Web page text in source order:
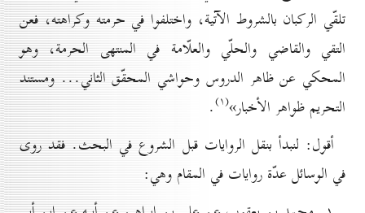
تلقّي الركبان بالشروط الآتية، واختلفوا في حرمته وكراهته، فعن
التقي والقاضي والحلّي والعلّامة في المنتهى الحرمة، وهو
المحكي عن ظاهر الدروس وحواشي المحقّق الثاني... ومستند
التحريم ظواهر الأخبار»(۱) .
أقول: لنبدأ بنقل الروايات قبل الشروع في البحث. فقد روى
في الوسائل عدّة روايات في المقام وهي: